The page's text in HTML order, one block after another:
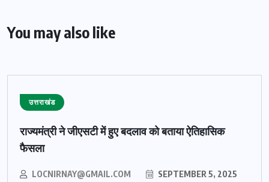
You may also like
उत्तराखंड
राज्यमंत्री ने जीएसटी में हुए बदलाव को बताया ऐतिहासिक
फैसला
LOCNIRNAY@GMAIL.COM SEPTEMBER 5, 2025